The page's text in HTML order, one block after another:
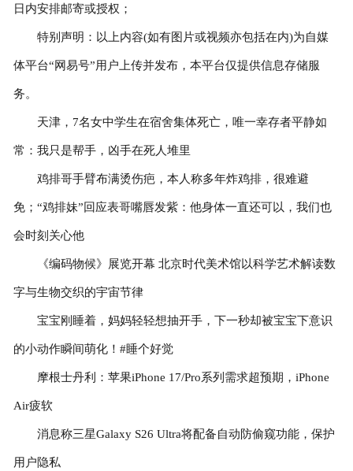
日内安排邮寄或授权；
特别声明：以上内容(如有图片或视频亦包括在内)为自媒
体平台“网易号”用户上传并发布，本平台仅提供信息存储服
务。
天津，7名女中学生在宿舍集体死亡，唯一幸存者平静如
常：我只是帮手，凶手在死人堆里
鸡排哥手臂布满烫伤疤，本人称多年炸鸡排，很难避
免；“鸡排妹”回应表哥嘴唇发紫：他身体一直还可以，我们也
会时刻关心他
《编码物候》展览开幕 北京时代美术馆以科学艺术解读数
字与生物交织的宇宙节律
宝宝刚睡着，妈妈轻轻想抽开手，下一秒却被宝宝下意识
的小动作瞬间萌化！#睡个好觉
摩根士丹利：苹果iPhone 17/Pro系列需求超预期，iPhone
Air疲软
消息称三星Galaxy S26 Ultra将配备自动防偷窥功能，保护
用户隐私